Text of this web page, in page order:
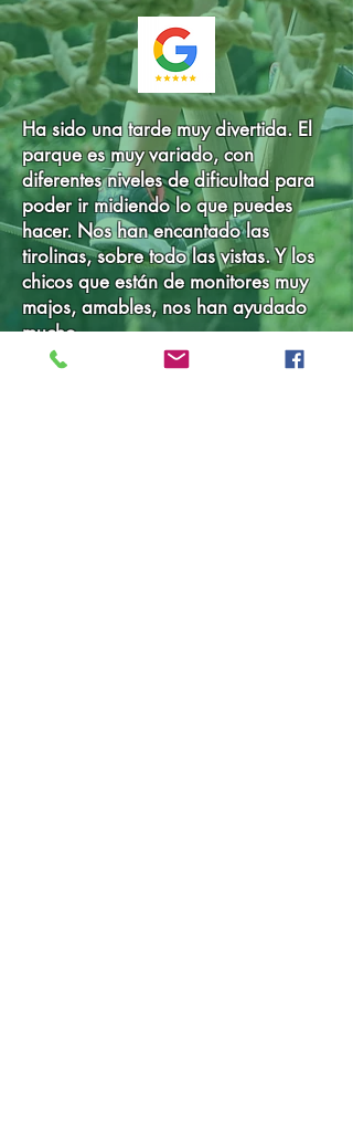
Ha sido una tarde muy divertida. El
parque es muy variado, con
diferentes niveles de dificultad para
poder ir midiendo lo que puedes
hacer. Nos han encantado las
tirolinas, sobre todo las vistas. Y los
chicos que están de monitores muy
majos, amables, nos han ayudado
mucho.
Des questions des demandes de